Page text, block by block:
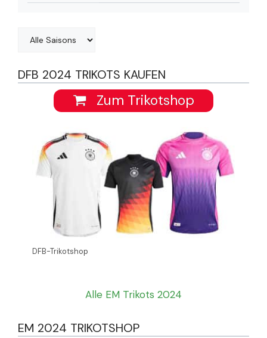
DFB 2024 TRIKOTS KAUFEN
Zum Trikotshop
DFB-Trikotshop
Alle EM Trikots 2024
EM 2024 TRIKOTSHOP